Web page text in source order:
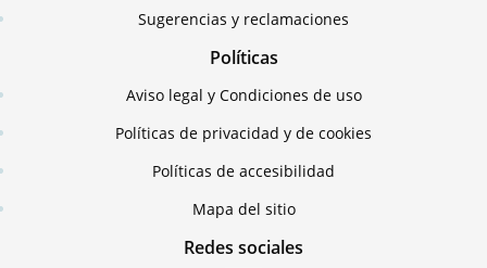
Sugerencias y reclamaciones
Políticas
Aviso legal y Condiciones de uso
Políticas de privacidad y de cookies
Políticas de accesibilidad
Mapa del sitio
Redes sociales